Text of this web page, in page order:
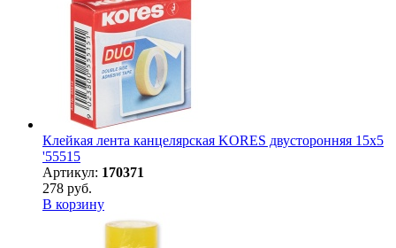
Клейкая лента канцелярская KORES двусторонняя 15х5
'55515
Артикул: 170371
278 руб.
В корзину